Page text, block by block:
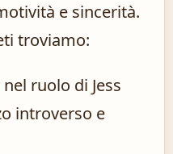
e sincerità.
troviamo:
nel ruolo di Jess
introverso e